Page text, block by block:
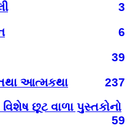
3
6
39
આત્મકથા
237
છૂટ વાળા પુસ્તકોનો
59